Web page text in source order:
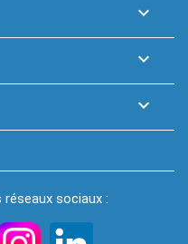



sociaux :